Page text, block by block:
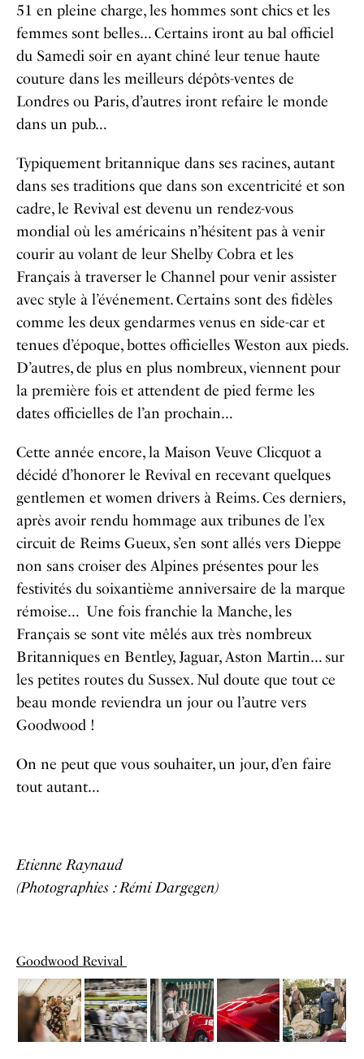
51 en pleine charge, les hommes sont chics et les
femmes sont belles… Certains iront au bal officiel
du Samedi soir en ayant chiné leur tenue haute
couture dans les meilleurs dépôts-ventes de
Londres ou Paris, d’autres iront refaire le monde
dans un pub…
Typiquement britannique dans ses racines, autant
dans ses traditions que dans son excentricité et son
cadre, le Revival est devenu un rendez-vous
mondial où les américains n’hésitent pas à venir
courir au volant de leur Shelby Cobra et les
Français à traverser le Channel pour venir assister
avec style à l’événement. Certains sont des fidèles
comme les deux gendarmes venus en side-car et
tenues d’époque, bottes officielles Weston aux pieds.
D’autres, de plus en plus nombreux, viennent pour
la première fois et attendent de pied ferme les
dates officielles de l’an prochain…
Cette année encore, la Maison Veuve Clicquot a
décidé d’honorer le Revival en recevant quelques
gentlemen et women drivers à Reims. Ces derniers,
après avoir rendu hommage aux tribunes de l’ex
circuit de Reims Gueux, s’en sont allés vers Dieppe
non sans croiser des Alpines présentes pour les
festivités du soixantième anniversaire de la marque
rémoise… Une fois franchie la Manche, les
Français se sont vite mêlés aux très nombreux
Britanniques en Bentley, Jaguar, Aston Martin… sur
les petites routes du Sussex. Nul doute que tout ce
beau monde reviendra un jour ou l’autre vers
Goodwood !
On ne peut que vous souhaiter, un jour, d’en faire
tout autant…
Etienne Raynaud
(Photographies : Rémi Dargegen)
Goodwood Revival